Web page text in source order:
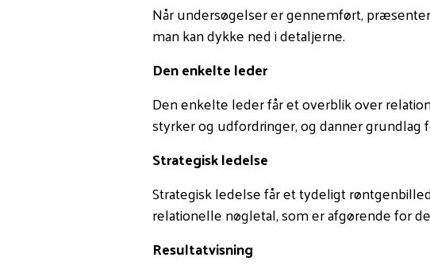
Når undersøgelser er gennemført,
man kan dykke ned i detaljerne.
Den enkelte leder
Den enkelte leder får et overblik over
styrker og udfordringer, og danner grundlag
Strategisk ledelse
Strategisk ledelse får et tydeligt
relationelle nøgletal, som er afgørende for
Resultatvisning